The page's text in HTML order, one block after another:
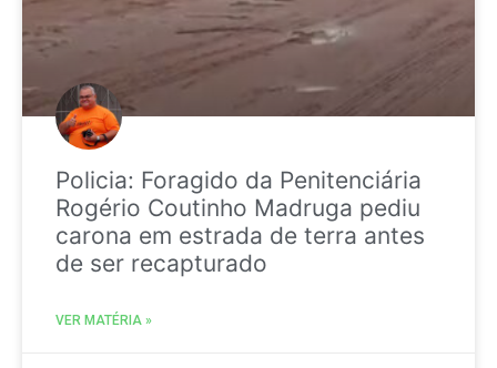
Policia: Foragido da Penitenciária
Rogério Coutinho Madruga pediu
carona em estrada de terra antes
de ser recapturado
VER MATÉRIA »